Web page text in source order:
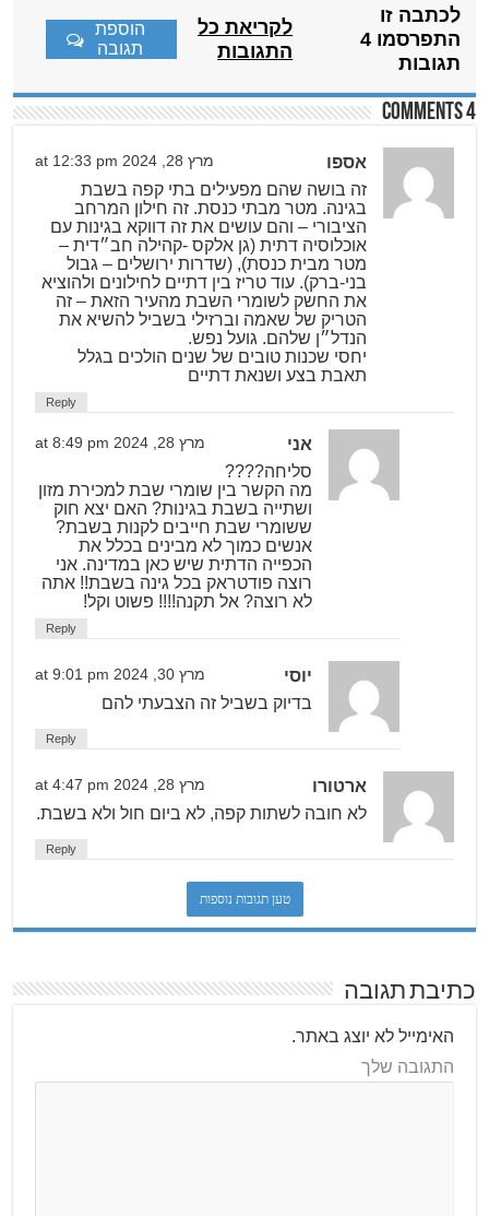
לכתבה זו
התפרסמו 4
תגובות
לקריאת כל
התגובות
הוספת
תגובה
4 comments
אספו מרץ 28, 2024 at 12:33 pm
זה בושה שהם מפעילים בתי קפה בשבת
בגינה. מטר מבתי כנסת. זה חילון המרחב
הציבורי – והם עושים את זה דווקא בגינות עם
אוכלוסיה דתית (גן אלקס -קהילה חב״דית –
מטר מבית כנסת), (שדרות ירושלים – גבול
בני-ברק). עוד טריז בין דתיים לחילונים ולהוציא
את החשק לשומרי השבת מהעיר הזאת – זה
הטריק של שאמה וברזילי בשביל להשיא את
הנדל״ן שלהם. גועל נפש.
יחסי שכנות טובים של שנים הולכים בגלל
תאבת בצע ושנאת דתיים
Reply
אני מרץ 28, 2024 at 8:49 pm
סליחה????
מה הקשר בין שומרי שבת למכירת מזון
ושתייה בשבת בגינות? האם יצא חוק
ששומרי שבת חייבים לקנות בשבת?
אנשים כמוך לא מבינים בכלל את
הכפייה הדתית שיש כאן במדינה. אני
רוצה פודטראק בכל גינה בשבת!! אתה
לא רוצה? אל תקנה!!!! פשוט וקל!
Reply
יוסי מרץ 30, 2024 at 9:01 pm
בדיוק בשביל זה הצבעתי להם
Reply
ארטורו מרץ 28, 2024 at 4:47 pm
לא חובה לשתות קפה, לא ביום חול ולא בשבת.
Reply
טען תגובות נוספות
כתיבת תגובה
האימייל לא יוצג באתר.
התגובה שלך